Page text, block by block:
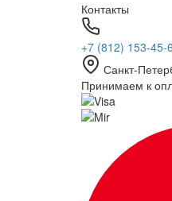
Контакты
+7 (812) 153-45-
Санкт-
Принимаем к